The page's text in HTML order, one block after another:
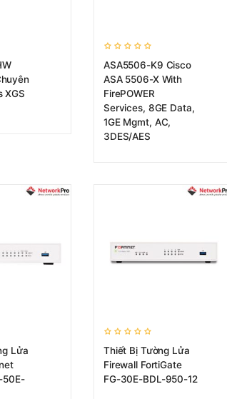
XGS
ASA5506-K9 Cisco
ASA 5506-X With
FirePOWER
Services, 8GE Data,
1GE Mgmt, AC,
3DES/AES
Lửa
50E-
Thiết Bị Tường Lửa
Firewall FortiGate
FG-30E-BDL-950-12